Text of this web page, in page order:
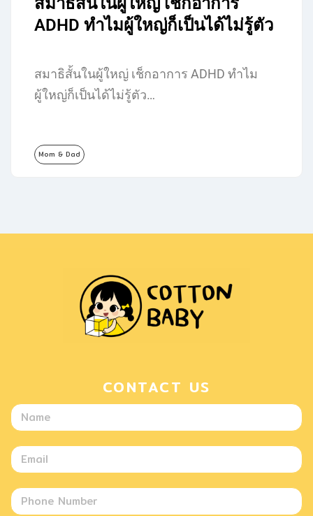
ADHD ทำไมผู้ใหญ่ก็เป็นได้ไม่รู้ตัว
สมาธิสั้นในผู้ใหญ่ เช็กอาการ ADHD ทำไม
ผู้ใหญ่ก็เป็นได้ไม่รู้ตัว…
Mom & Dad
CONTACT US